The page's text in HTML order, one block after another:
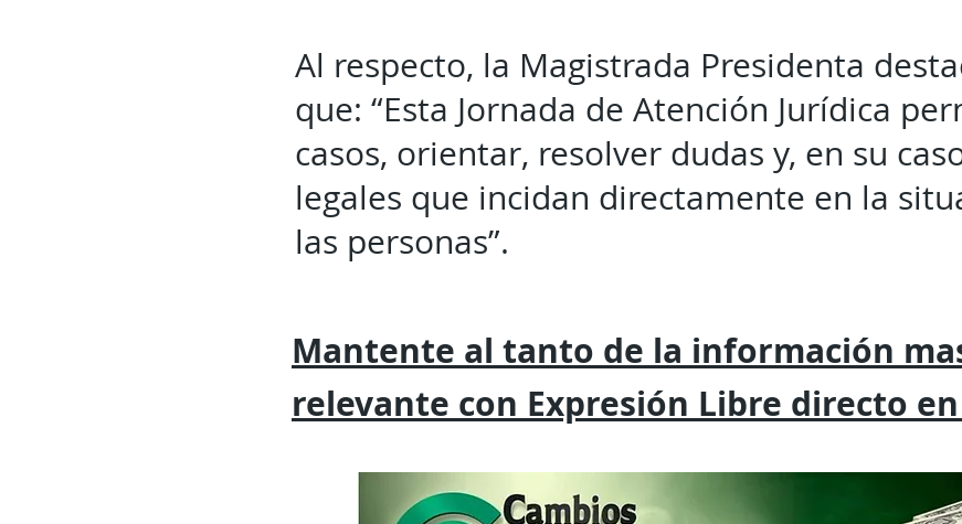
Al respecto, la Magistrada Presidenta
que: “Esta Jornada de Atención Jurídica
casos, orientar, resolver dudas y, en su
legales que incidan directamente en la
las personas”.
Mantente al tanto de la información
relevante con Expresión Libre directo